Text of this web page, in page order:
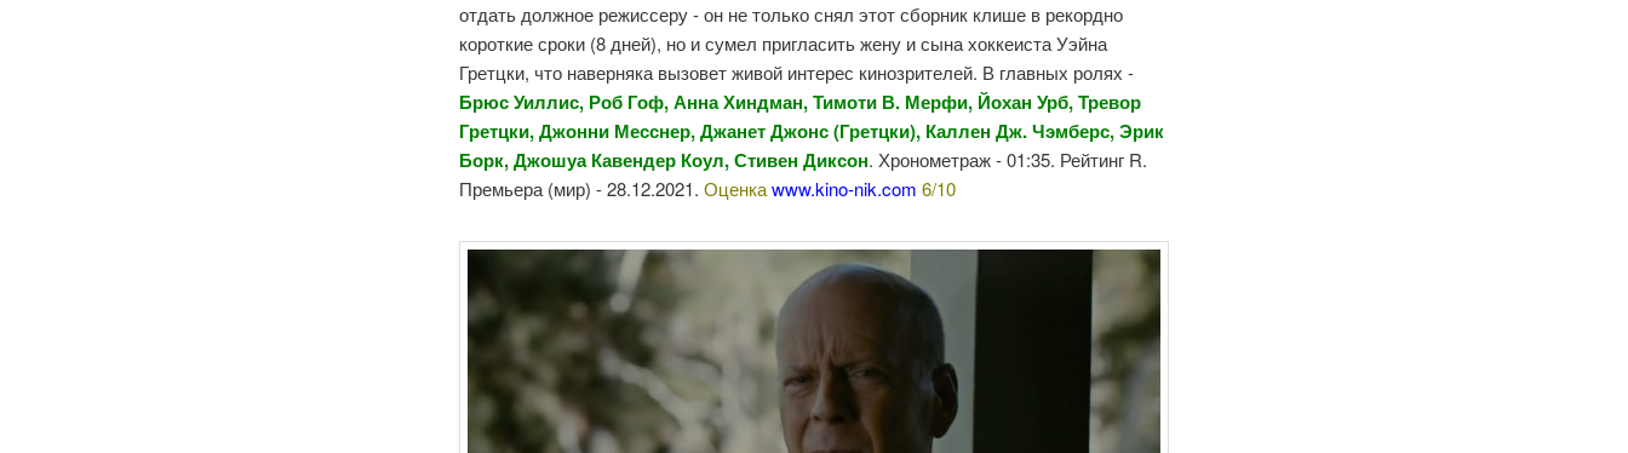
отдать должное режиссеру - он не только снял этот сборник клише в рекордно
короткие сроки (8 дней), но и сумел пригласить жену и сына хоккеиста Уэйна
Гретцки, что наверняка вызовет живой интерес кинозрителей. В главных ролях -
Брюс Уиллис, Роб Гоф, Анна Хиндман, Тимоти В. Мерфи, Йохан Урб, Тревор
Гретцки, Джонни Месснер, Джанет Джонс (Гретцки), Каллен Дж. Чэмберс, Эрик
Борк, Джошуа Кавендер Коул, Стивен Диксон. Хронометраж - 01:35. Рейтинг R.
Премьера (мир) - 28.12.2021.Оценкаwww.kino-nik.com 6/10